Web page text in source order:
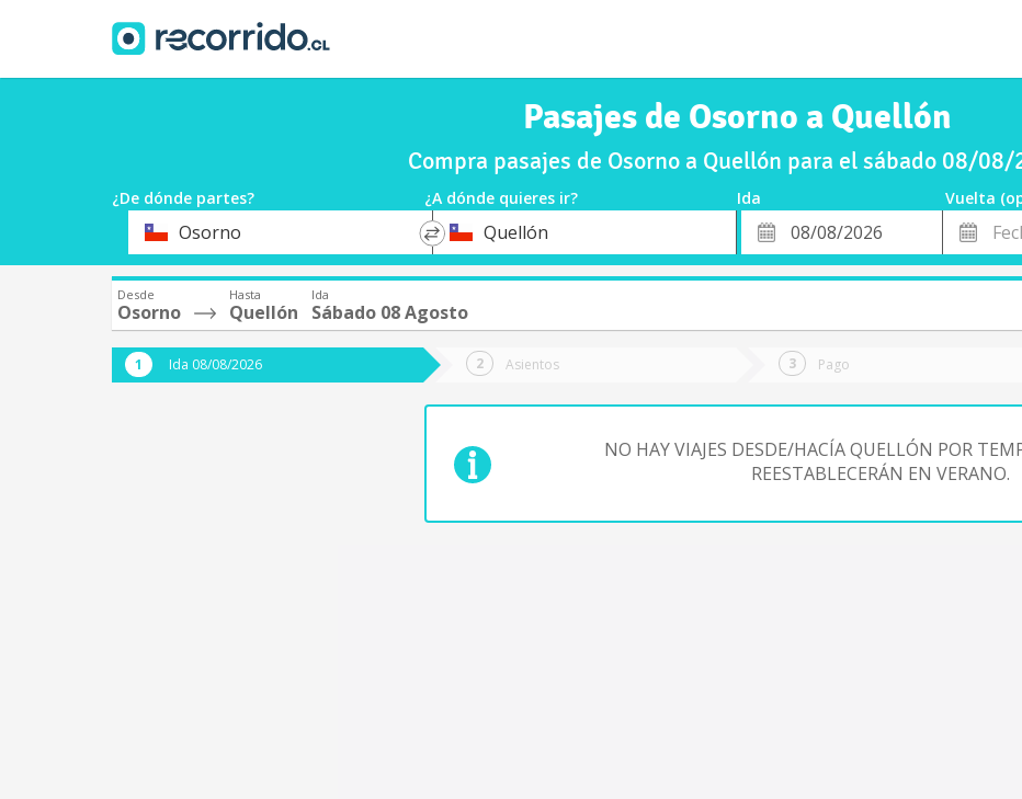
Pasajes de Osorno a Quellón
Compra pasajes de Osorno a Quellón para el sábado 08/08/
¿De dónde partes? ¿A dónde quieres ir? Ida
Vuelta
OrigenOsorno
*
DestinoQuellón
Fecha
de
Fecha
de
Vuelta
Desde
Osorno
Hasta
Quellón
Ida
Sábado 08 Agosto
Ida 08/08/2026 Asientos Pago
NO HAY VIAJES DESDE/HACÍA QUELLÓN POR
REESTABLECERÁN EN VERANO.